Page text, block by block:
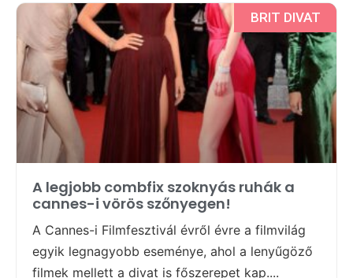
BRIT DIVAT
A legjobb combfix szoknyás ruhák a
cannes-i vörös szőnyegen!
A Cannes-i Filmfesztivál évről évre a filmvilág
egyik legnagyobb eseménye, ahol a lenyűgöző
filmek mellett a divat is főszerepet kap....